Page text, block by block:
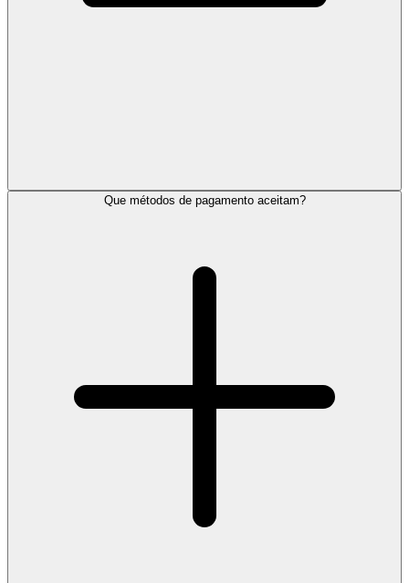
Que métodos de pagamento aceitam?